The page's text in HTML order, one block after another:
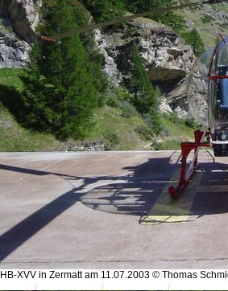
HB-XVV in Zermatt am 11.07.2003 © Thomas